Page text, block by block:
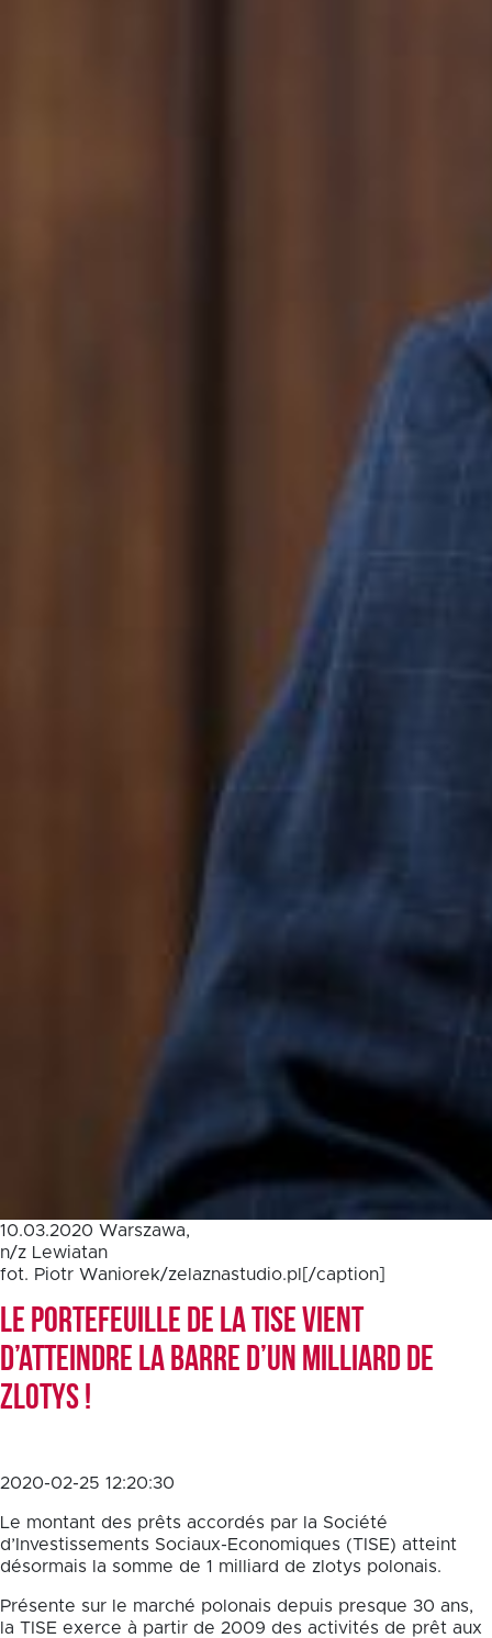
10.03.2020 Warszawa,
n/z Lewiatan
fot. Piotr Waniorek/zelaznastudio.pl[/caption]
Le portefeuille de la TISE vient
d’atteindre la barre d’un milliard de
zlotys !
2020-02-25 12:20:30
Le montant des prêts accordés par la Société
d’Investissements Sociaux-Economiques (TISE) atteint
désormais la somme de 1 milliard de zlotys polonais.
Présente sur le marché polonais depuis presque 30 ans,
la TISE exerce à partir de 2009 des activités de prêt aux